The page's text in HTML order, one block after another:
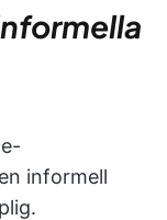
informell